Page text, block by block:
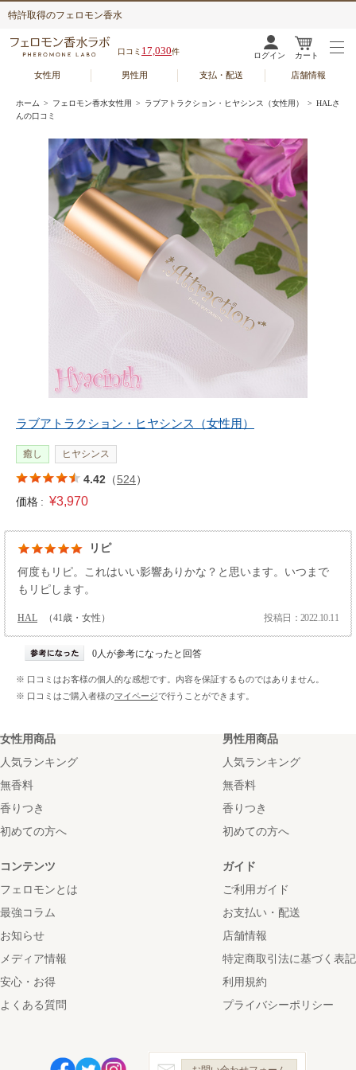
特許取得のフェロモン香水
口コミ 17,030件 ログイン カート
女性用 男性用 支払・配送 店舗情報
ホーム > フェロモン香水女性用 > ラブアトラクション・ヒヤシンス（女性用）
> HALさ
んの口コミ
ラブアトラクション・ヒヤシンス（女性用）
癒し ヒヤシンス
4.42 （524）
価格 : ¥3,970
リピ
何度もリピ。これはいい影響ありかな？と思います。いつまで
もリピします。
HAL （41歳・女性） 投稿日：2022.10.11
0人が参考になったと回答
※ 口コミはお客様の個人的な感想です。内容を保証するものではありません。
※ 口コミはご購入者様のマイページで行うことができます。
女性用商品
人気ランキング
無香料
香りつき
初めての方へ
男性用商品
人気ランキング
無香料
香りつき
初めての方へ
コンテンツ
フェロモンとは
最強コラム
お知らせ
メディア情報
安心・お得
よくある質問
ガイド
ご利用ガイド
お支払い・配送
店舗情報
特定商取引法に基づく表記
利用規約
プライバシーポリシー